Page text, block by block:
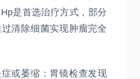
是首选治疗方式，部分
清除细菌实现肿瘤完全
或萎缩：胃镜检查发现